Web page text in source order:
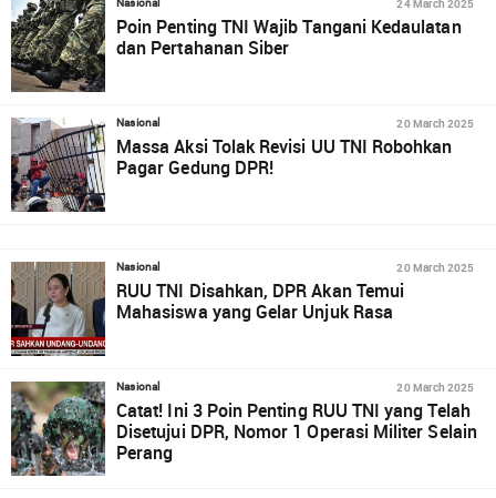
Nasional 24 March 2025
Poin Penting TNI Wajib Tangani Kedaulatan
dan Pertahanan Siber
Nasional 20 March 2025
Massa Aksi Tolak Revisi UU TNI Robohkan
Pagar Gedung DPR!
Nasional 20 March 2025
RUU TNI Disahkan, DPR Akan Temui
Mahasiswa yang Gelar Unjuk Rasa
Nasional 20 March 2025
Catat! Ini 3 Poin Penting RUU TNI yang Telah
Disetujui DPR, Nomor 1 Operasi Militer Selain
Perang